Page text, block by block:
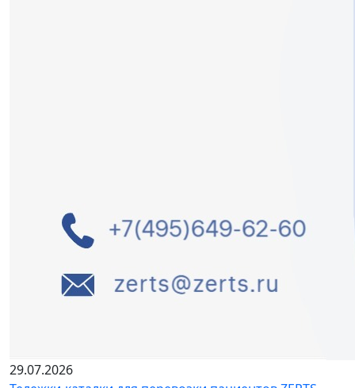
29.07.2026